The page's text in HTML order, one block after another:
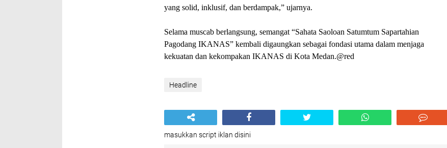
yang solid, inklusif, dan berdampak,” ujarnya.
Selama muscab berlangsung, semangat “Sahata Saoloan Satumtum Sapartahian
Pagodang IKANAS” kembali digaungkan sebagai fondasi utama dalam menjaga
kekuatan dan kekompakan IKANAS di Kota Medan.@red
Headline
masukkan script iklan disini